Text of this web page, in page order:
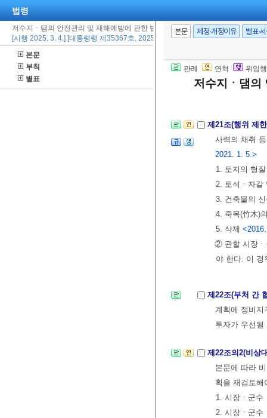
법령
저수지ㆍ댐의 안전관리 및 재해예방에 관한 법률 시행령
[시행 2025. 3. 4.] [대통령령 제35367호, 2025. 3. 4., 일부개정]
본문
부칙
별표
본문 제정·개정이유 별표·
판례 연혁 위임
저수지ㆍ댐의
② 제1항에 따
한다)할 수 있
③ 시장ㆍ군수
는 그 의견을
제21조(행위 제
사력의 채취
2021. 1. 5.>
1. 토지의 형
2. 토석ㆍ자갈
3. 건축물의
4. 죽목(竹木)
5. 삭제
② 관할 시장ㆍ
야 한다. 이 경
제22조(부처 간
계획에 정비
투자가 우선
제22조의2(비상
본문에 따라
획을 재검토
1. 시장ㆍ군수
2. 시장ㆍ군수